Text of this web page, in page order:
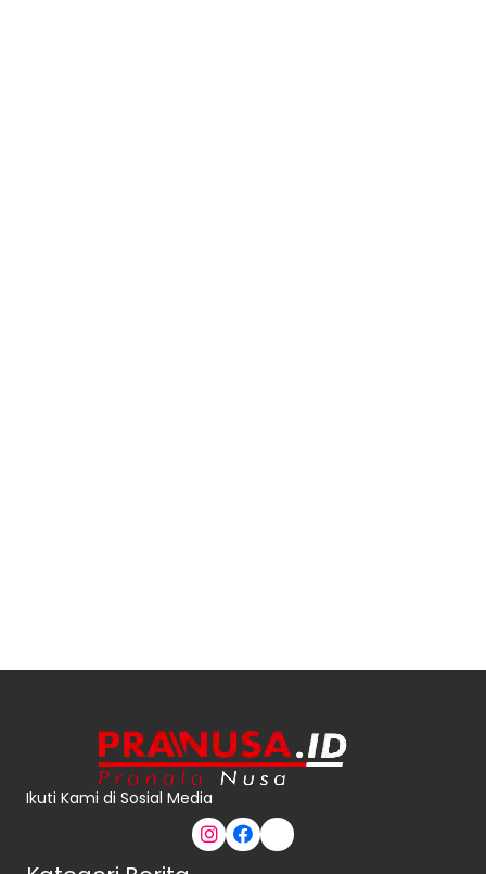
Ikuti Kami di Sosial Media